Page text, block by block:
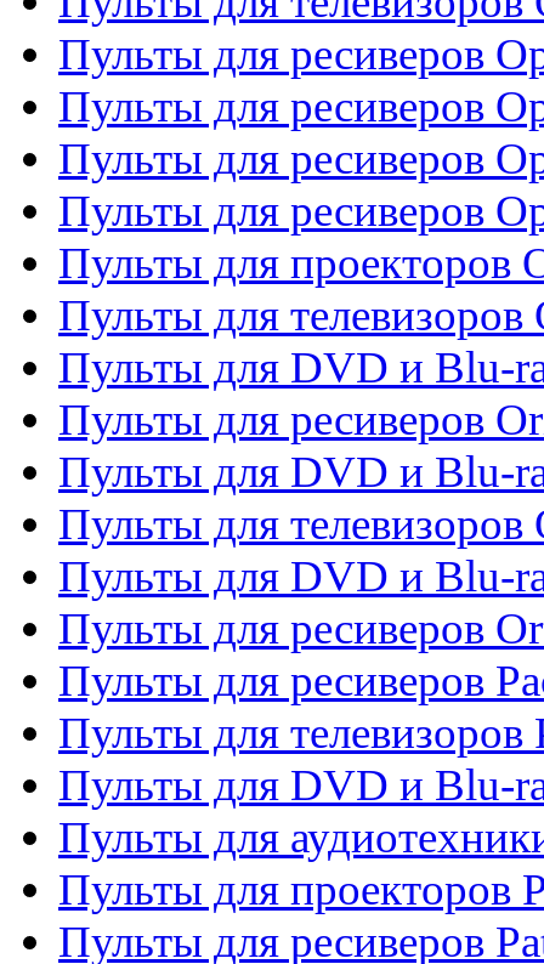
Пульты для ресиверов
Пульты для ресиверов
Пульты для ресиверов
Пульты для ресиверов
Пульты для проекторов
Пульты для телевизоров
Пульты для DVD и Blu-
Пульты для ресиверов
Пульты для DVD и Blu-
Пульты для телевизоров
Пульты для DVD и Blu-
Пульты для ресиверов
Пульты для ресиверов
Пульты для телевизоров
Пульты для DVD и Blu-
Пульты для
Пульты для проекторов
Пульты для ресиверов